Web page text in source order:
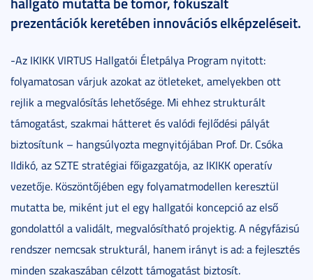
prezentációk keretében innovációs elképzeléseit.
-Az IKIKK VIRTUS Hallgatói Életpálya Program nyitott:
folyamatosan várjuk azokat az ötleteket, amelyekben ott
rejlik a megvalósítás lehetősége. Mi ehhez strukturált
támogatást, szakmai hátteret és valódi fejlődési pályát
biztosítunk – hangsúlyozta megnyitójában Prof. Dr. Csóka
Ildikó, az SZTE stratégiai főigazgatója, az IKIKK operatív
vezetője. Köszöntőjében egy folyamatmodellen keresztül
mutatta be, miként jut el egy hallgatói koncepció az első
gondolattól a validált, megvalósítható projektig. A négyfázisú
rendszer nemcsak strukturál, hanem irányt is ad: a fejlesztés
minden szakaszában célzott támogatást biztosít.